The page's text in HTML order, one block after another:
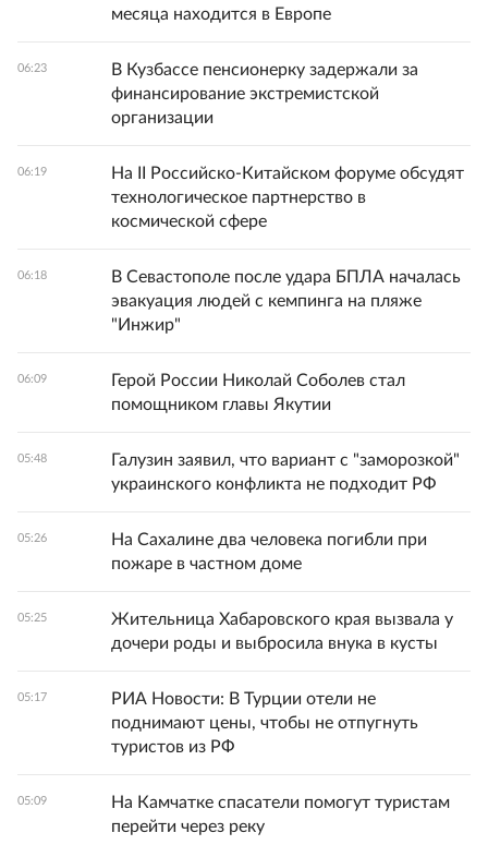
месяца находится в Европе
06:23
В Кузбассе пенсионерку задержали за
финансирование экстремистской
организации
06:19
На II Российско-Китайском форуме обсудят
технологическое партнерство в
космической сфере
06:18
В Севастополе после удара БПЛА началась
эвакуация людей с кемпинга на пляже
"Инжир"
06:09
Герой России Николай Соболев стал
помощником главы Якутии
05:48
Галузин заявил, что вариант с "заморозкой"
украинского конфликта не подходит РФ
05:26
На Сахалине два человека погибли при
пожаре в частном доме
05:25
Жительница Хабаровского края вызвала у
дочери роды и выбросила внука в кусты
05:17
РИА Новости: В Турции отели не
поднимают цены, чтобы не отпугнуть
туристов из РФ
05:09
На Камчатке спасатели помогут туристам
перейти через реку